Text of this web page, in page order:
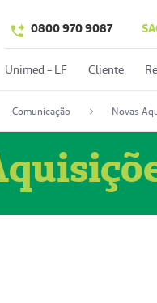
0800 970 9087
Unimed - LF Cliente
Comunicação Novas